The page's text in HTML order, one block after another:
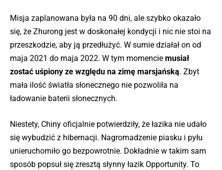
Misja zaplanowana była na 90 dni, ale szybko okazało
się, że Zhurong jest w doskonałej kondycji i nic nie stoi na
przeszkodzie, aby ją przedłużyć. W sumie działał on od
maja 2021 do maja 2022. W tym momencie musiał
zostać uśpiony ze względu na zimę marsjańską. Zbyt
mała ilość światła słonecznego nie pozwoliła na
ładowanie baterii słonecznych.
Niestety, Chiny oficjalnie potwierdziły, że łazika nie udało
się wybudzić z hibernacji. Nagromadzenie piasku i pyłu
unieruchomiło go bezpowrotnie. Dokładnie w takim sam
sposób popsuł się zresztą słynny łazik Opportunity. To